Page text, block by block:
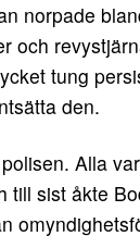
norpade
och
tung
den.
Alla
till sist åkte